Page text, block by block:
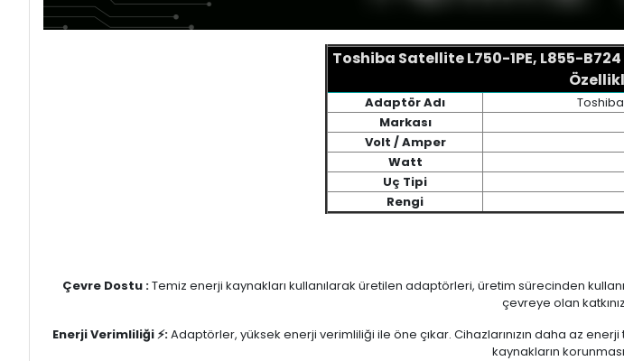
Toshiba Satellite L750-1PE, L855-
Adaptör Adı
Toshiba
Markası
Volt / Amper
Watt
Uç Tipi
Rengi
Çevre Dostu :Temiz enerji kaynakları kullanılarak üretilen adaptörleri, üretim sürecinden
çevreye olan
Enerji Verimliliği ⚡:Adaptörler, yüksek enerji verimliliği ile öne çıkar. Cihazlarınızın daha az
kaynakların